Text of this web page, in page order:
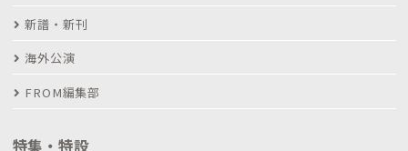
新譜・新刊
海外公演
FROM編集部
特集・特設